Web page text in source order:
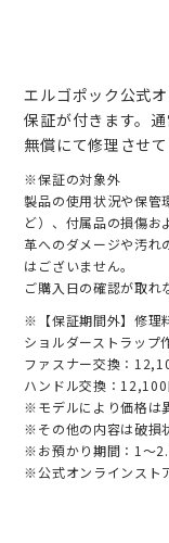
エルゴポック公式
保証が付きます。
無償にて修理させて
※保証の対象外
製品の使用状況や保管
ど）、付属品の損傷お
革へのダメージや汚れ
はございません。
ご購入日の確認が取れ
※【保証期間外】修理
ショルダーストラップ
ファスナー交換：
ハンドル交換：
※モデルにより価格は
※その他の内容は破損
※お預かり期間：1〜
※公式オンラインスト